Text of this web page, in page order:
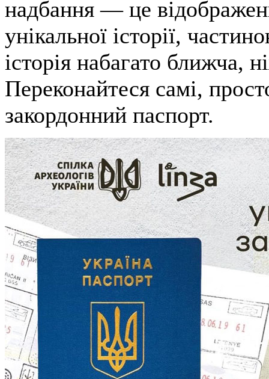
надбання — це
унікальної історії,
історія набагато ближча,
Переконайтеся самі,
закордонний паспорт.